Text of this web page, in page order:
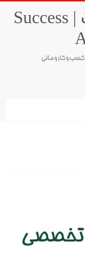
آکادمی موفقیت | Success
و کار و مالی